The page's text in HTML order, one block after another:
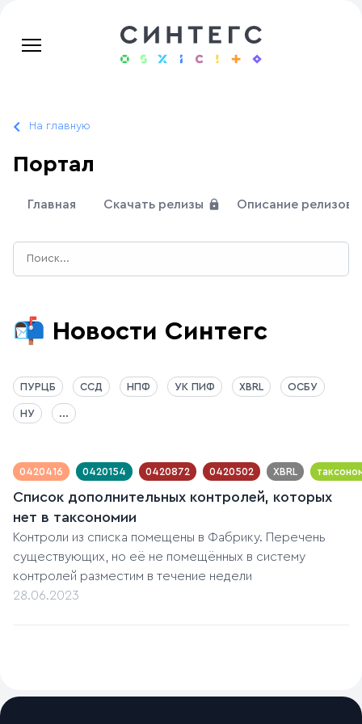
На главную
Портал
Главная Скачать релизы Описание релизов
📬 Новости Синтегс
ПУРЦБ ССД НПФ УК ПИФ XBRL ОСБУ
НУ ...
0420416 0420154 0420872 0420502 XBRL
Список дополнительных контролей, которых
нет в таксономии
Контроли из списка помещены в Фабрику. Перечень
существующих, но её не помещённых в систему
контролей разместим в течение недели
28.06.2023